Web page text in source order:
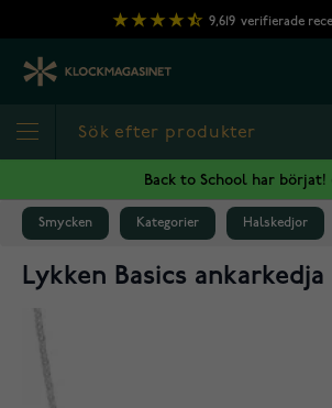
Hoppa till innehållet
9,619 verifierade
Back to School har börjat!
Smycken Kategorier Halskedjor
Lykken Basics ankarkedja